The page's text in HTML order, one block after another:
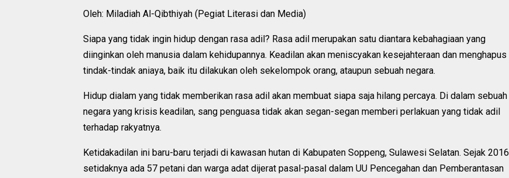
Oleh: Miladiah Al-Qibthiyah (Pegiat Literasi dan Media)
Siapa yang tidak ingin hidup dengan rasa adil? Rasa adil merupakan satu diantara kebahagiaan yang
diinginkan oleh manusia dalam kehidupannya. Keadilan akan meniscyakan kesejahteraan dan menghapus
tindak-tindak aniaya, baik itu dilakukan oleh sekelompok orang, ataupun sebuah negara.
Hidup dialam yang tidak memberikan rasa adil akan membuat siapa saja hilang percaya. Di dalam sebuah
negara yang krisis keadilan, sang penguasa tidak akan segan-segan memberi perlakuan yang tidak adil
terhadap rakyatnya.
Ketidakadilan ini baru-baru terjadi di kawasan hutan di Kabupaten Soppeng, Sulawesi Selatan. Sejak 2016
setidaknya ada 57 petani dan warga adat dijerat pasal-pasal dalam UU Pencegahan dan Pemberantasan